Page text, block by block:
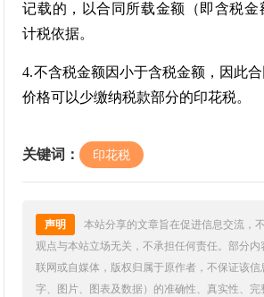
记载的，以合同所载金额（即含税金
计税依据。
4.不含税金额因小于含税金额，因此
价格可以少缴纳税款部分的印花税。
关键词： 印花税
声明
本站分享的文章旨在促进信息交流，
观点与本站立场无关，不承担任何责任。部分内
联网或自媒体，版权归属于原作者，不保证该信
字、图片、图表及数据）的准确性、真实性、